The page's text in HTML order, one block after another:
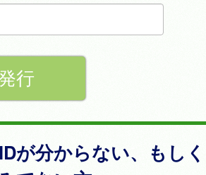
が分からない、もし